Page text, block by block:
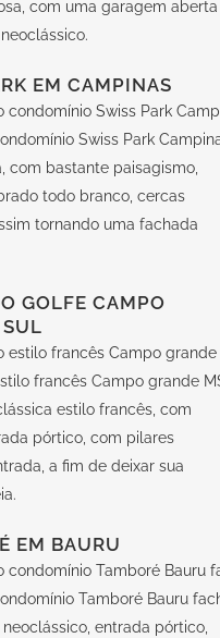
com uma garagem aberta
EM CAMPINAS
Swiss Park
com bastante paisagismo,
todo branco, cercas
tornando uma fachada
GOLFE CAMPO
francês Campo grande
estilo francês, com
pórtico, com pilares
a fim de deixar sua
EM BAURU
Tamboré Bauru
entrada pórtico,